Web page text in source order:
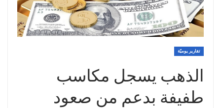
تقارير يوميّة
الذهب يسجل مكاسب
طفيفة بدعم من صعود